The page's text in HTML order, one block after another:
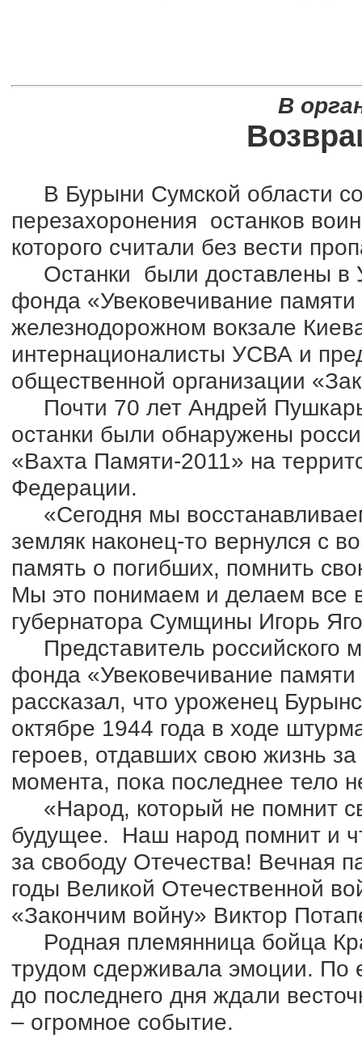
В
В Бурыни Сумской области
перезахоронения останков
которого считали без вести
Останки были доставлены в
фонда «Увековечивание
железнодорожном вокзале
интернационалисты УСВА и
общественной организации
Почти 70 лет Андрей Пушкарь
останки были обнаружены
«Вахта Памяти-2011» на
Федерации.
«Сегодня мы
земляк наконец-то вернулся с
память о погибших, помнить
Мы это понимаем и делаем все
губернатора Сумщины Игорь
Представитель российского
фонда «Увековечивание
рассказал, что уроженец
октябре 1944 года в ходе
героев, отдавших свою жизнь
момента, пока последнее тело
«Народ, который не помнит
будущее. Наш народ помнит и
за свободу Отечества! Вечная
годы Великой Отечественной
«Закончим войну» Виктор
Родная племянница бойца
трудом сдерживала эмоции. По
до последнего дня ждали
– огромное событие.